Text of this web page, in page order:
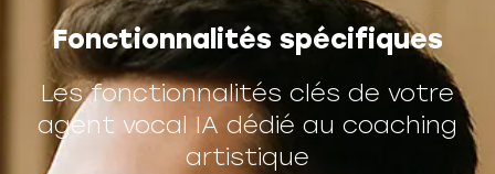
Fonctionnalités spécifiques
Les fonctionnalités clés de votre
agent vocal IA dédié au coaching
artistique